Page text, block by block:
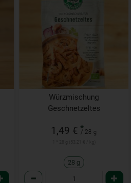
Würzmischung
Geschnetzeltes
1,49 € *
/ 28 g
28 g
Anzahl